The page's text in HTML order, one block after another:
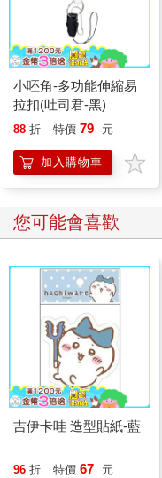
有時，一大早去小南門
種地方，會遇見的都是同
加入消逝青春的滋味。
如今住在台北南區的我
有家清晨六時就賣現煮
下肚最溫心也溫肚，散
漿，或去金華街榕樹下
庶民才能享有的自在生活。
描繪出他們生活的光景。
能小隱於台北仍不失閒情
個獨特城市的特色之一，
在等著我，自然不會想移
前不久，任教於香港中文
師生二十八人來台北體
負責接待的南村落安排了
一樣呢？首先，第一天
於台北南區的旅館入住
完全不曾用到交通工具
小呸角-多功能伸縮易
拉扣(吐司君-黑)
88 折 特價 79 元
加入購物車
您可能會喜歡
吉伊卡哇 造型貼紙-藍
96 折 特價 67 元